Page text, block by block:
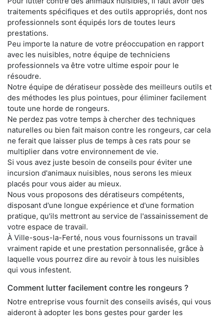
traitements spécifiques et des outils appropriés, dont nos
professionnels sont équipés lors de toutes leurs
prestations.
Peu importe la nature de votre préoccupation en rapport
avec les nuisibles, notre équipe de techniciens
professionnels va être votre ultime espoir pour le
résoudre.
Notre équipe de dératiseur possède des meilleurs outils et
des méthodes les plus pointues, pour éliminer facilement
toute une horde de rongeurs.
Ne perdez pas votre temps à chercher des techniques
naturelles ou bien fait maison contre les rongeurs, car cela
ne ferait que laisser plus de temps à ces rats pour se
multiplier dans votre environnement de vie.
Si vous avez juste besoin de conseils pour éviter une
incursion d'animaux nuisibles, nous serons les mieux
placés pour vous aider au mieux.
Nous vous proposons des dératiseurs compétents,
disposant d'une longue expérience et d'une formation
pratique, qu'ils mettront au service de l'assainissement de
votre espace de travail.
À Ville-sous-la-Ferté, nous vous fournissons un travail
vraiment rapide et une prestation personnalisée, grâce à
laquelle vous pourrez dire au revoir à tous les nuisibles
qui vous infestent.
Comment lutter facilement contre les rongeurs ?
Notre entreprise vous fournit des conseils avisés, qui vous
aideront à adopter les bons gestes pour garder les